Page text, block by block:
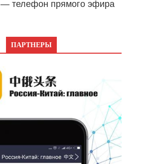
— телефон прямого эфира
ПАРТНЕРЫ